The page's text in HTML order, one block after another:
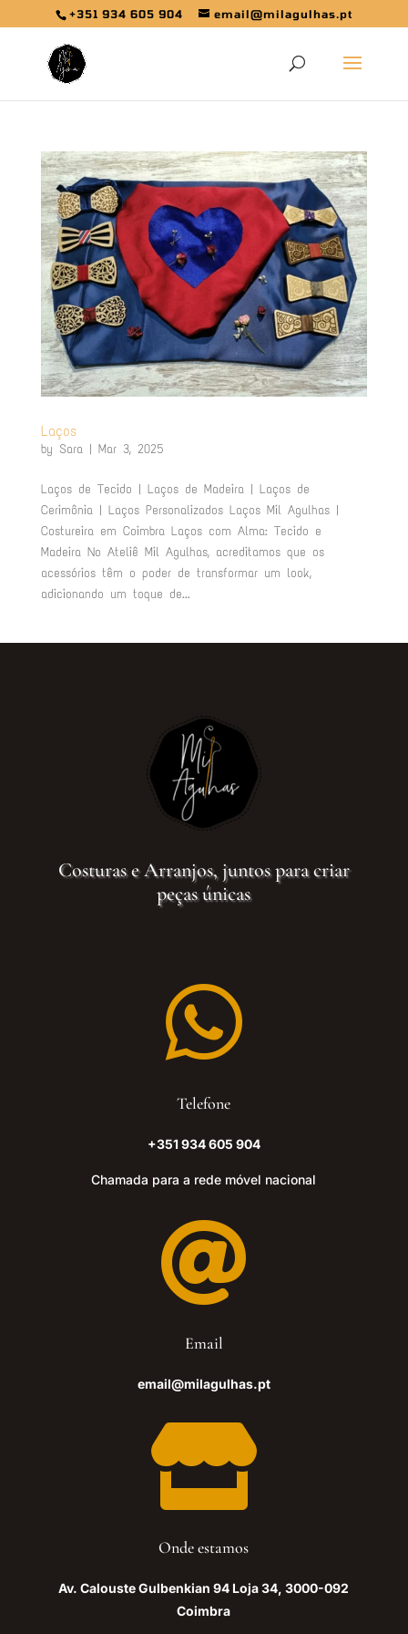
+351 934 605 904 email@milagulhas.pt
Laços
by Sara| Mar 3, 2025
Laços de Tecido | Laços de Madeira | Laços de
Cerimônia | Laços Personalizados Laços Mil Agulhas |
Costureira em Coimbra Laços com Alma: Tecido e
Madeira No Ateliê Mil Agulhas, acreditamos que os
acessórios têm o poder de transformar um look,
adicionando um toque de...
Costuras e Arranjos, juntos para criar
peças únicas

Telefone
+351 934 605 904
Chamada para a rede móvel nacional

Email
email@milagulhas.pt

Onde estamos
Av. Calouste Gulbenkian 94 Loja 34, 3000-092
Coimbra